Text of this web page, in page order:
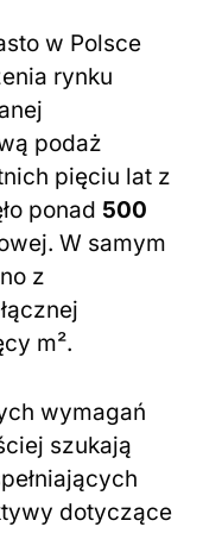
w Polsce
rynku
podaż
pięciu lat z
ponad 500
W samym
z
m².
wymagań
szukają
dotyczące